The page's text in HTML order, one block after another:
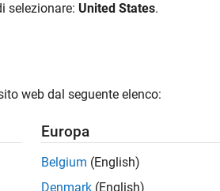
selezionare: United States.
web dal seguente elenco:
Europa
Belgium (English)
Denmark (English)